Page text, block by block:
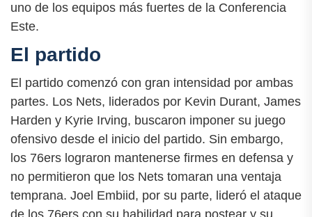
uno de los equipos más fuertes de la Conferencia
Este.
El partido
El partido comenzó con gran intensidad por ambas
partes. Los Nets, liderados por Kevin Durant, James
Harden y Kyrie Irving, buscaron imponer su juego
ofensivo desde el inicio del partido. Sin embargo,
los 76ers lograron mantenerse firmes en defensa y
no permitieron que los Nets tomaran una ventaja
temprana. Joel Embiid, por su parte, lideró el ataque